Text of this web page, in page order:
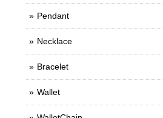
Pendant
Necklace
Bracelet
Wallet